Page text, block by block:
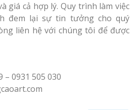
giá cả hợp lý. Quy trình làm việc
đem lại sự tin tưởng cho quý
liên hệ với chúng tôi để được
– 0931 505 030